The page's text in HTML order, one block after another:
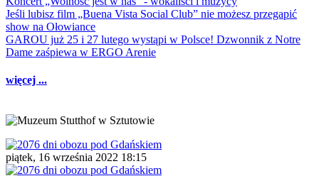
Jeśli lubisz film „Buena Vista Social Club” nie możesz przegapić
show na Ołowiance
GAROU już 25 i 27 lutego wystąpi w Polsce! Dzwonnik z Notre
Dame zaśpiewa w ERGO Arenie
więcej ...
piątek, 16 września 2022 18:15